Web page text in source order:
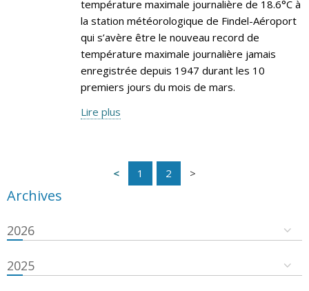
température maximale journalière de 18.6°C à
la station météorologique de Findel-Aéroport
qui s’avère être le nouveau record de
température maximale journalière jamais
enregistrée depuis 1947 durant les 10
premiers jours du mois de mars.
Lire plus
1 2
Archives
2026
2025